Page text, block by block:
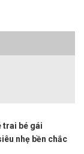
trai bé gái
nhẹ bền chắc